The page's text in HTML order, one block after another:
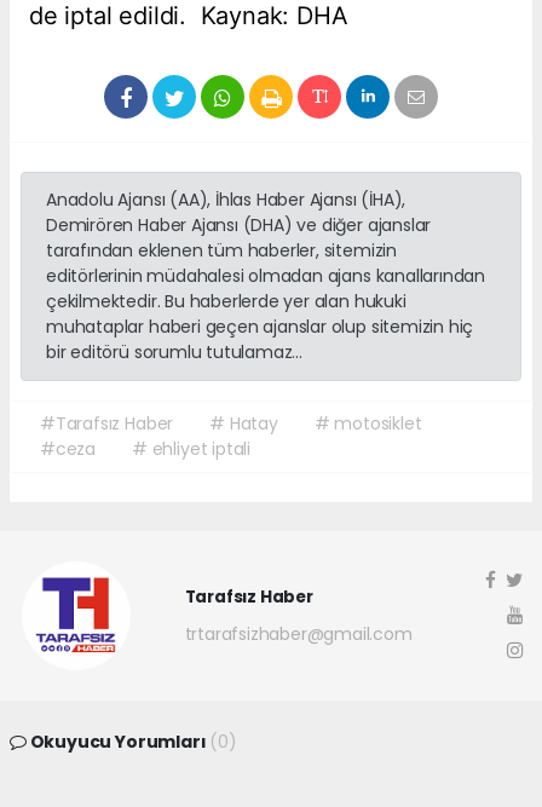
de iptal edildi. Kaynak: DHA
Anadolu Ajansı (AA), İhlas Haber Ajansı (İHA),
Demirören Haber Ajansı (DHA) ve diğer ajanslar
tarafından eklenen tüm haberler, sitemizin
editörlerinin müdahalesi olmadan ajans kanallarından
çekilmektedir. Bu haberlerde yer alan hukuki
muhataplar haberi geçen ajanslar olup sitemizin hiç
bir editörü sorumlu tutulamaz...
#Tarafsız Haber # Hatay
# motosiklet
#ceza
# ehliyet iptali
Tarafsız Haber
trtarafsizhaber@gmail.com
Okuyucu Yorumları (0)